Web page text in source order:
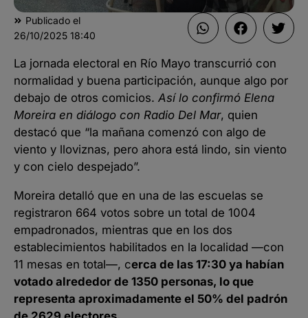
Publicado el
26/10/2025 18:40
La jornada electoral en Río Mayo transcurrió con
normalidad y buena participación, aunque algo por
debajo de otros comicios. Así lo confirmó Elena
Moreira en diálogo con Radio Del Mar, quien
destacó que “la mañana comenzó con algo de
viento y lloviznas, pero ahora está lindo, sin viento
y con cielo despejado”.
Moreira detalló que en una de las escuelas se
registraron 664 votos sobre un total de 1004
empadronados, mientras que en los dos
establecimientos habilitados en la localidad —con
11 mesas en total—, cerca de las 17:30 ya habían
votado alrededor de 1350 personas, lo que
representa aproximadamente el 50% del padrón